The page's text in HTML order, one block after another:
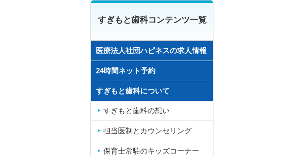
すぎもと歯科コンテンツ一覧
医療法人社団ハピネスの求人情報
24時間ネット予約
すぎもと歯科について
すぎもと歯科の想い
担当医制とカウンセリング
保育士常駐のキッズコーナー